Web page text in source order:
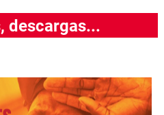
descargas...